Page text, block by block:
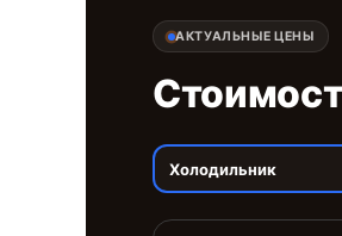
АКТУАЛЬНЫЕ ЦЕНЫ
Холодильник